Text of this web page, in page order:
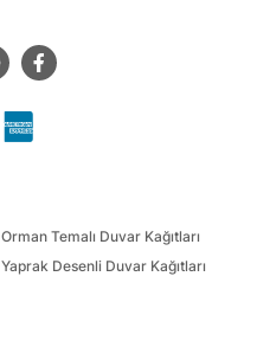
Orman Temalı Duvar Kağıtları
Yaprak Desenli Duvar Kağıtları